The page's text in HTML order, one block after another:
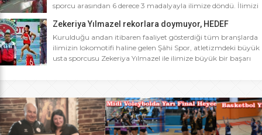
sporcu arasından 6 derece 3 madalyayla ilimize döndü. İlimizi
spor, başarılarına bir yensini ekledi. İstanbul’da yapılan ve
50’yi aşkın ülkeden 8 bin sporcunun katıldığı Vodafone 13.
İstanbul Yarı Maratonuna katılan […]
Zekeriya Yılmazel rekorlara doymuyor, HEDEF
OLİMPİYAT ŞAMPİYONLUĞU
Kurulduğu andan itibaren faaliyet gösterdiği tüm branşlarda
ilimizin lokomotifi haline gelen Şâhi Spor, atletizmdeki büyük
usta sporcusu Zekeriya Yılmazel ile ilimize büyük bir başarı
başarılarına yenilerini ekledi. İstanbul Ataköy’de 11-12 Mart
2017 tarihlerinde düzenlenen Masterlar […]